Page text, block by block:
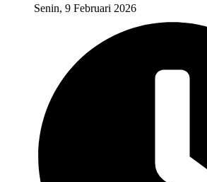
Senin, 9 Februari 2026